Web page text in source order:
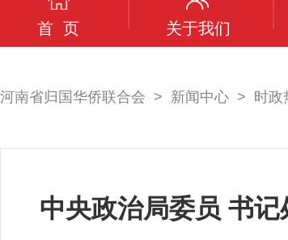
首 页 关于我们
河南省归国华侨联合会 新闻中心 时政
中央政治局委员 书